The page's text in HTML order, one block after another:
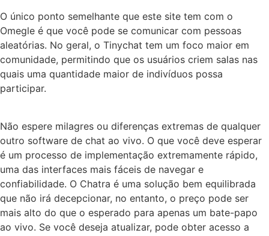
O único ponto semelhante que este site tem com o
Omegle é que você pode se comunicar com pessoas
aleatórias. No geral, o Tinychat tem um foco maior em
comunidade, permitindo que os usuários criem salas nas
quais uma quantidade maior de indivíduos possa
participar.
Não espere milagres ou diferenças extremas de qualquer
outro software de chat ao vivo. O que você deve esperar
é um processo de implementação extremamente rápido,
uma das interfaces mais fáceis de navegar e
confiabilidade. O Chatra é uma solução bem equilibrada
que não irá decepcionar, no entanto, o preço pode ser
mais alto do que o esperado para apenas um bate-papo
ao vivo. Se você deseja atualizar, pode obter acesso a